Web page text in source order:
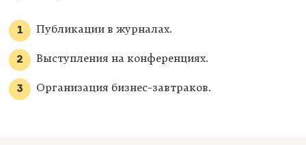
Публикации в журналах.
Выступления на конференциях.
Организация бизнес-завтраков.